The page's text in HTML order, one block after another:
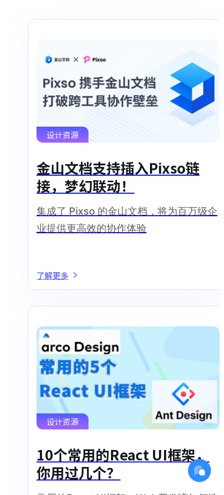
设计资源
金山文档支持插入Pixso链
接，梦幻联动！
集成了 Pixso 的金山文档，将为百万级企
业提供更高效的协作体验
了解更多
设计资源
10个常用的React UI框架，
你用过几个？